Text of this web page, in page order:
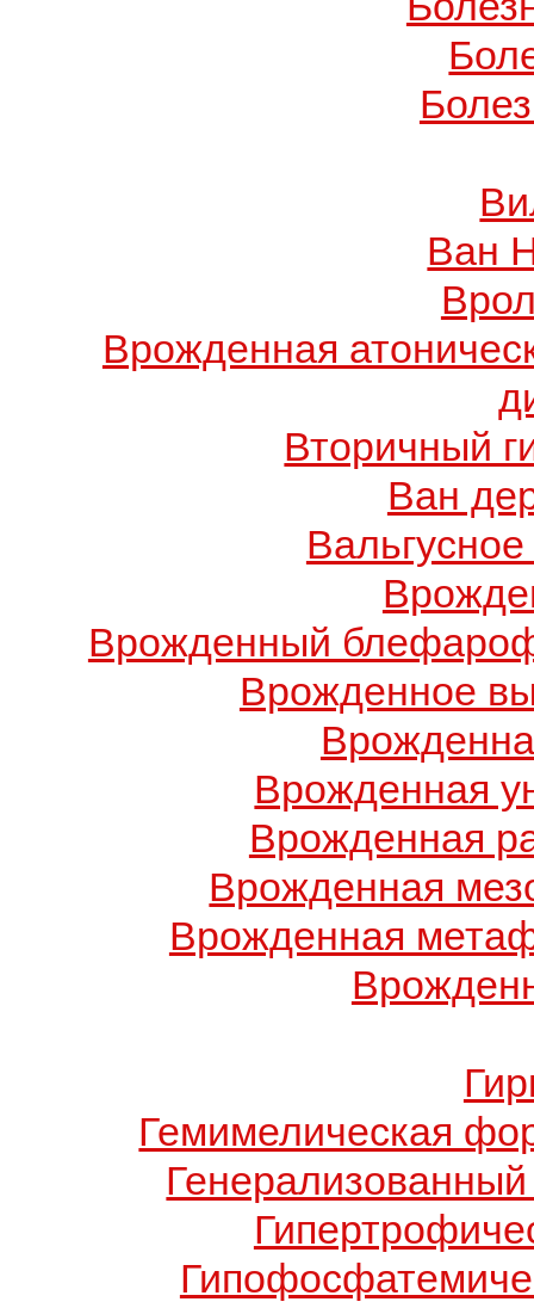
Ван
Врожденная
Вторичный
Ван
Врожденный
Врожденное
Врожденная
Врожденная
Врожденная
Врожденная
Гемимелическая